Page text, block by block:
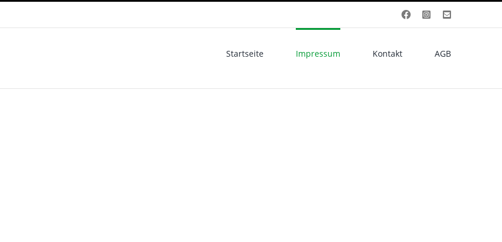
FacebookInstagram
E-
Startseite Impressum Kontakt AGB